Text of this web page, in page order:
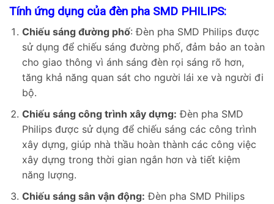
Tính ứng dụng của đèn pha SMD PHILIPS:
Chiếu sáng đường phố: Đèn pha SMD Philips được
sử dụng để chiếu sáng đường phố, đảm bảo an toàn
cho giao thông vì ánh sáng đèn rọi sáng rõ hơn,
tăng khả năng quan sát cho người lái xe và người đi
bộ.
Chiếu sáng công trình xây dựng: Đèn pha SMD
Philips được sử dụng để chiếu sáng các công trình
xây dựng, giúp nhà thầu hoàn thành các công việc
xây dựng trong thời gian ngắn hơn và tiết kiệm
năng lượng.
Chiếu sáng sân vận động: Đèn pha SMD Philips